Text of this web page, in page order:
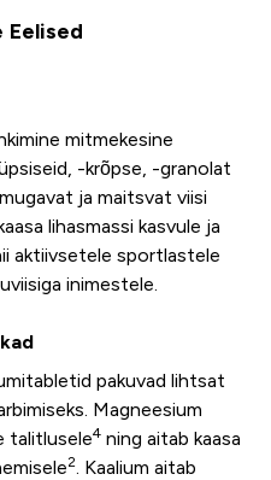
mitmekesine
-krõpse, -granolat
ja maitsvat viisi
lihasmassi kasvule ja
aktiivsetele sportlastele
inimestele.
pakuvad lihtsat
Magneesium
talitlusele4ning aitab kaasa
2. Kaalium aitab